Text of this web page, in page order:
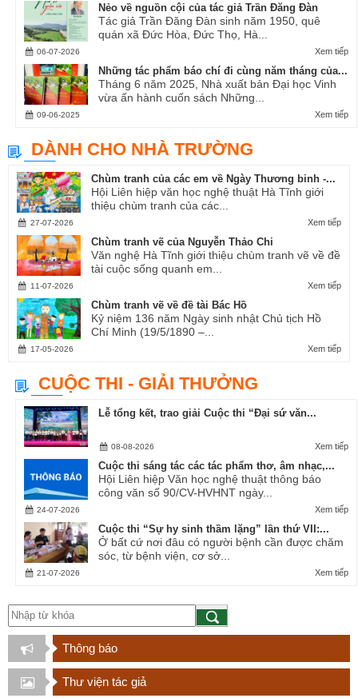
Nẻo về nguồn cội của tác giả Trần Đăng Đàn
Tác giả Trần Đăng Đàn sinh năm 1950, quê
quán xã Đức Hòa, Đức Thọ, Hà...
Xem tiếp
06-07-2026
Những tác phẩm báo chí đi cùng năm tháng của...
Tháng 6 năm 2025, Nhà xuất bản Đại học Vinh
vừa ấn hành cuốn sách Những...
Xem tiếp
09-06-2025
DÀNH CHO NHÀ TRƯỜNG
Chùm tranh của các em về Ngày Thương binh -...
Hội Liên hiệp văn học nghệ thuật Hà Tĩnh giới
thiệu chùm tranh của các...
Xem tiếp
27-07-2026
Chùm tranh vẽ của Nguyễn Thảo Chi
Văn nghệ Hà Tĩnh giới thiệu chùm tranh vẽ về đề
tài cuộc sống quanh em...
Xem tiếp
11-07-2026
Chùm tranh vẽ về đề tài Bác Hồ
Kỷ niệm 136 năm Ngày sinh nhật Chủ tịch Hồ
Chí Minh (19/5/1890 –...
Xem tiếp
17-05-2026
CUỘC THI - GIẢI THƯỞNG
Lễ tổng kết, trao giải Cuộc thi “Đại sứ văn...
Xem tiếp
08-08-2026
Cuộc thi sáng tác các tác phẩm thơ, âm nhạc,...
Hội Liên hiệp Văn học nghệ thuật thông báo
công văn số 90/CV-HVHNT ngày...
Xem tiếp
24-07-2026
Cuộc thi “Sự hy sinh thầm lặng” lần thứ VII:...
Ở bất cứ nơi đâu có người bệnh cần được chăm
sóc, từ bệnh viện, cơ sở...
Xem tiếp
21-07-2026
Thông báo
Thư viện tác giả